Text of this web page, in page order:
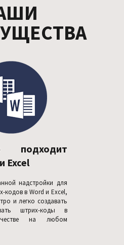
подходит
Excel
надстройки для
кодов в Word и Excel,
и легко создавать
штрих-коды в
на любом